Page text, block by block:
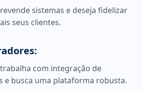
sistemas e deseja fidelizar
seus clientes.
com integração de
e busca uma plataforma robusta.